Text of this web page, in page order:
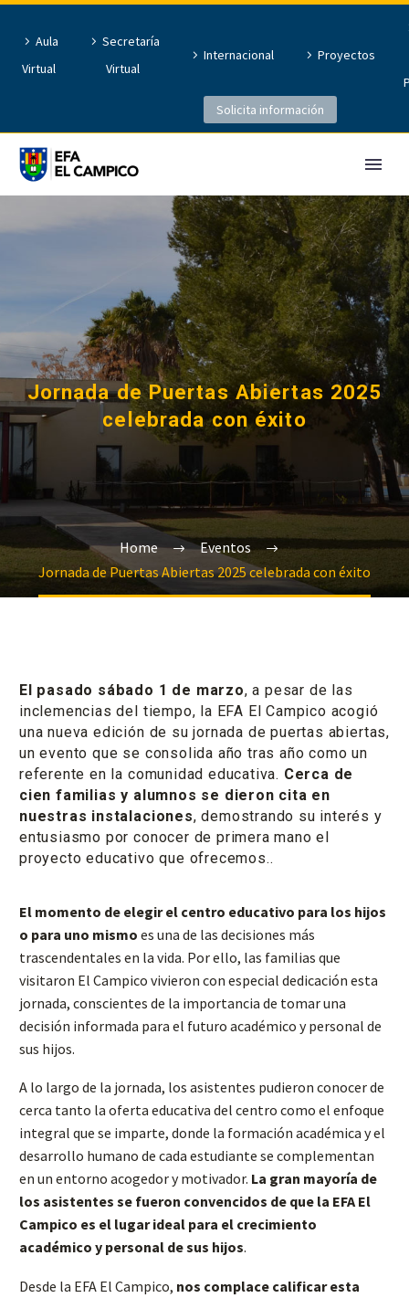
Aula
Virtual
Secretaría
Virtual
Internacional
Proyectos
Solicita información
Jornada de Puertas Abiertas 2025
celebrada con éxito
Home
Eventos
Jornada de Puertas Abiertas 2025 celebrada con éxito
El pasado sábado 1 de marzo, a pesar de las
inclemencias del tiempo, la EFA El Campico acogió
una nueva edición de su jornada de puertas abiertas,
un evento que se consolida año tras año como un
referente en la comunidad educativa. Cerca de
cien familias y alumnos se dieron cita en
nuestras instalaciones, demostrando su interés y
entusiasmo por conocer de primera mano el
proyecto educativo que ofrecemos..
El momento de elegir el centro educativo para los hijos
o para uno mismo es una de las decisiones más
trascendentales en la vida. Por ello, las familias que
visitaron El Campico vivieron con especial dedicación esta
jornada, conscientes de la importancia de tomar una
decisión informada para el futuro académico y personal de
sus hijos.
A lo largo de la jornada, los asistentes pudieron conocer de
cerca tanto la oferta educativa del centro como el enfoque
integral que se imparte, donde la formación académica y el
desarrollo humano de cada estudiante se complementan
en un entorno acogedor y motivador. La gran mayoría de
los asistentes se fueron convencidos de que la EFA El
Campico es el lugar ideal para el crecimiento
académico y personal de sus hijos.
Desde la EFA El Campico, nos complace calificar esta